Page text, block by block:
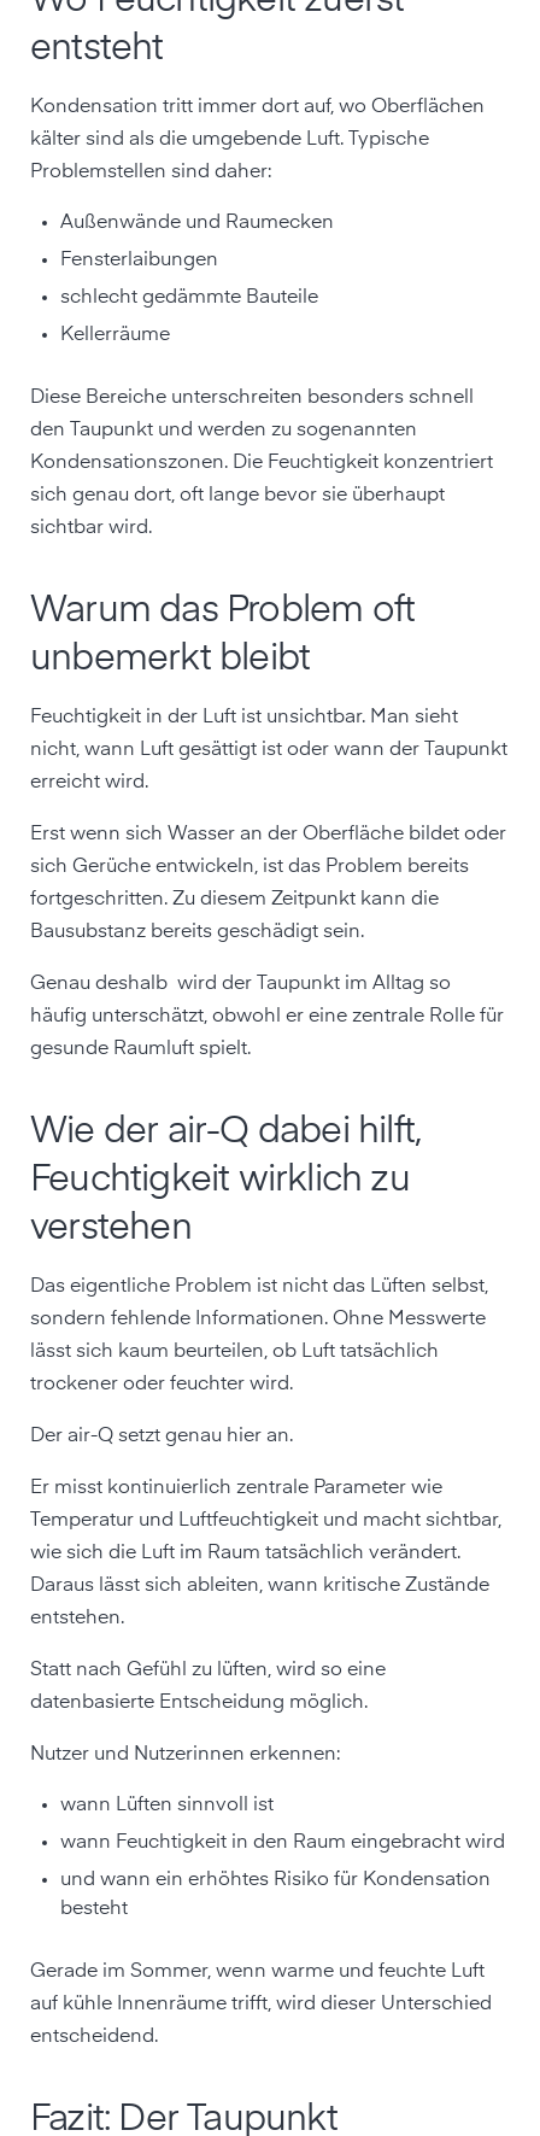
entsteht
Kondensation tritt immer dort auf, wo Oberflächen
kälter sind als die umgebende Luft. Typische
Problemstellen sind daher:
Außenwände und Raumecken
Fensterlaibungen
schlecht gedämmte Bauteile
Kellerräume
Diese Bereiche unterschreiten besonders schnell
den Taupunkt und werden zu sogenannten
Kondensationszonen. Die Feuchtigkeit konzentriert
sich genau dort, oft lange bevor sie überhaupt
sichtbar wird.
Warum das Problem oft
unbemerkt bleibt
Feuchtigkeit in der Luft ist unsichtbar. Man sieht
nicht, wann Luft gesättigt ist oder wann der Taupunkt
erreicht wird.
Erst wenn sich Wasser an der Oberfläche bildet oder
sich Gerüche entwickeln, ist das Problem bereits
fortgeschritten. Zu diesem Zeitpunkt kann die
Bausubstanz bereits geschädigt sein.
Genau deshalb wird der Taupunkt im Alltag so
häufig unterschätzt, obwohl er eine zentrale Rolle für
gesunde Raumluft spielt.
Wie der air-Q dabei hilft,
Feuchtigkeit wirklich zu
verstehen
Das eigentliche Problem ist nicht das Lüften selbst,
sondern fehlende Informationen. Ohne Messwerte
lässt sich kaum beurteilen, ob Luft tatsächlich
trockener oder feuchter wird.
Der air-Q setzt genau hier an.
Er misst kontinuierlich zentrale Parameter wie
Temperatur und Luftfeuchtigkeit und macht sichtbar,
wie sich die Luft im Raum tatsächlich verändert.
Daraus lässt sich ableiten, wann kritische Zustände
entstehen.
Statt nach Gefühl zu lüften, wird so eine
datenbasierte Entscheidung möglich.
Nutzer und Nutzerinnen erkennen:
wann Lüften sinnvoll ist
wann Feuchtigkeit in den Raum eingebracht wird
und wann ein erhöhtes Risiko für Kondensation
besteht
Gerade im Sommer, wenn warme und feuchte Luft
auf kühle Innenräume trifft, wird dieser Unterschied
entscheidend.
Fazit: Der Taupunkt